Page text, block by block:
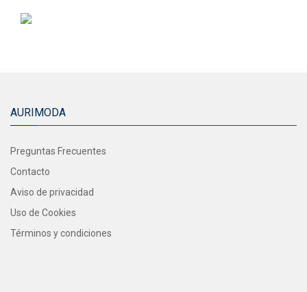
AURIMODA
Preguntas Frecuentes
Contacto
Aviso de privacidad
Uso de Cookies
Términos y condiciones